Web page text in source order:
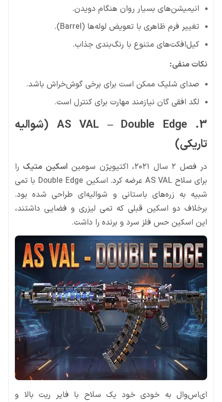
انیمیشن‌های بسیار روان هنگام دویدن.
تغییر فرم ظاهری با تعویض لوله‌ها (Barrel).
کیل‌افکت‌های متنوع با رنگ‌بندی جذاب.
نکات منفی:
صدای شلیک ممکن است برای برخی گوش‌خراش باشد.
لگد افقی گان نیازمند مهارت برای کنترل است.
3. AS VAL – Double Edge (شوالیه
تاریکی)
در فصل ۲ سال ۲۰۲۱، اکتیویژن سومین اسکین متیک را
برای سلاح AS VAL عرضه کرد. اسکین Double Edge با تمی
شبیه به زره‌های باستانی و شوالیه‌ای طراحی شده بود.
برخلاف دو اسکین قبلی که تمی لیزری و فضایی داشتند،
این اسکین حس فلز سرد و برنده را داشت.
ای‌اس‌وال به خودی خود یک سلاح با فایر ریت بالا و